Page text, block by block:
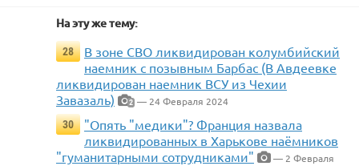
На эту же тему:
28
В зоне СВО ликвидирован колумбийский
наемник с позывным Барбас (В Авдеевке
ликвидирован наемник ВСУ из Чехии
Завазаль)
2 — 24 Февраля 2024
30
"Опять "медики"? Франция назвала
ликвидированных в Харькове наёмников
"гуманитарными сотрудниками"
— 2 Февраля